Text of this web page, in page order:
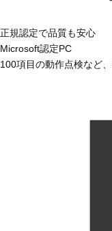
正規認定で品質も安心
Microsoft認定PC
100項目の動作点検など